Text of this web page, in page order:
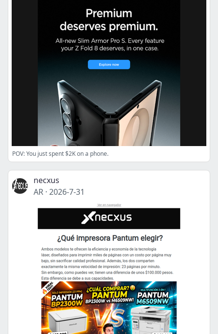
POV: You just spent $2K on a phone.
necxus
AR · 2026-7-31